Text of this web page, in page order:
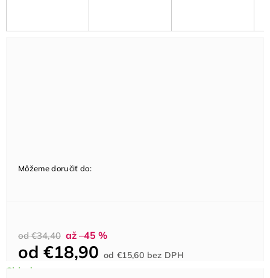
od €34,40 až –45 %
od €18,90 od€15,60 bez DPHcena:
Môžeme doručiť do: